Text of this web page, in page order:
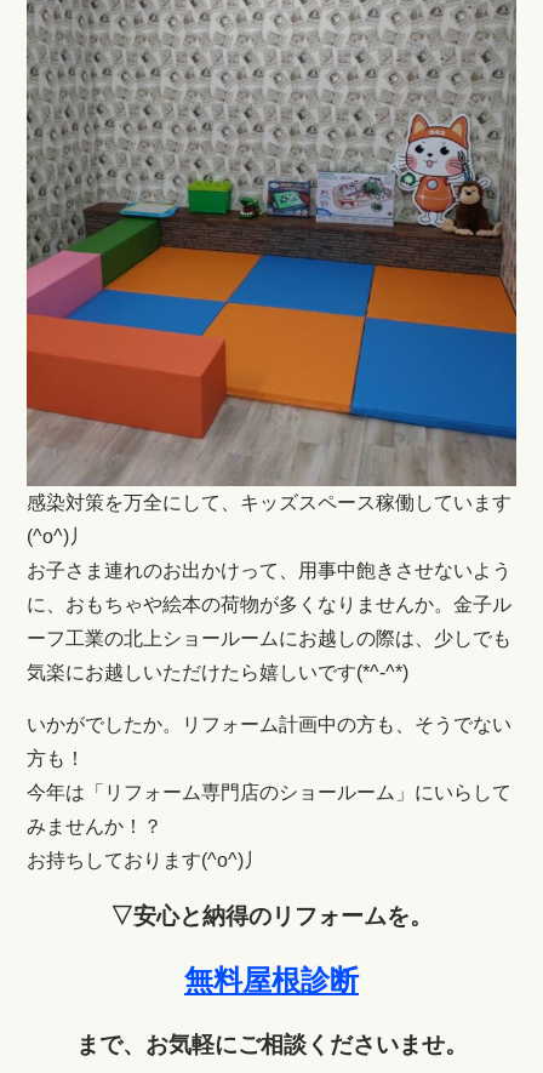
感染対策を万全にして、キッズスペース稼働しています
(^o^)丿
お子さま連れのお出かけって、用事中飽きさせないよう
に、おもちゃや絵本の荷物が多くなりませんか。金子ル
ーフ工業の北上ショールームにお越しの際は、少しでも
気楽にお越しいただけたら嬉しいです(*^-^*)
いかがでしたか。リフォーム計画中の方も、そうでない
方も！
今年は「リフォーム専門店のショールーム」にいらして
みませんか！？
お持ちしております(^o^)丿
▽安心と納得のリフォームを。
無料屋根診断
まで、お気軽にご相談くださいませ。